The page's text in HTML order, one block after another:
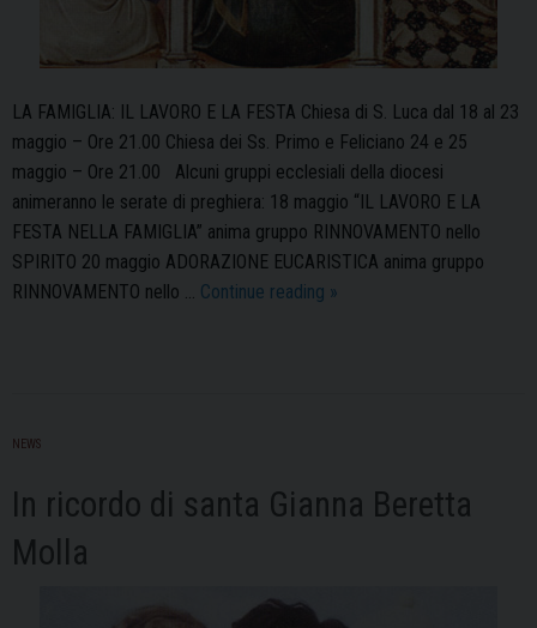
LA FAMIGLIA: IL LAVORO E LA FESTA Chiesa di S. Luca dal 18 al 23
maggio – Ore 21.00 Chiesa dei Ss. Primo e Feliciano 24 e 25
maggio – Ore 21.00 Alcuni gruppi ecclesiali della diocesi
animeranno le serate di preghiera: 18 maggio “IL LAVORO E LA
FESTA NELLA FAMIGLIA” anima gruppo RINNOVAMENTO nello
SPIRITO 20 maggio ADORAZIONE EUCARISTICA anima gruppo
RINNOVAMENTO nello … Continue reading Novena
»
NEWS
In ricordo di santa Gianna Beretta
Molla